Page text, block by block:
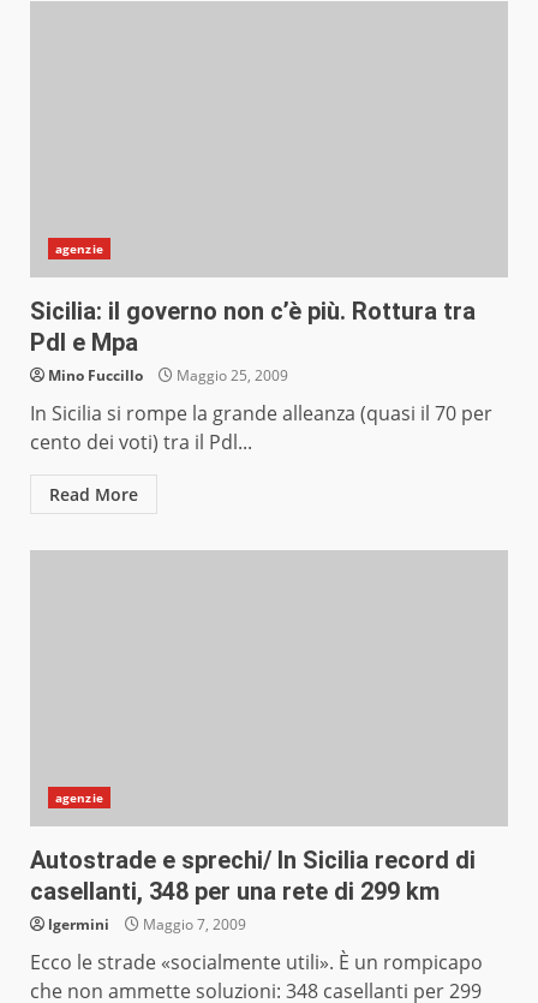
agenzie
Sicilia: il governo non c’è più. Rottura tra
Pdl e Mpa
Mino Fuccillo Maggio 25, 2009
In Sicilia si rompe la grande alleanza (quasi il 70 per
cento dei voti) tra il Pdl...
Read More
agenzie
Autostrade e sprechi/ In Sicilia record di
casellanti, 348 per una rete di 299 km
lgermini Maggio 7, 2009
Ecco le strade «socialmente utili». È un rompicapo
che non ammette soluzioni: 348 casellanti per 299